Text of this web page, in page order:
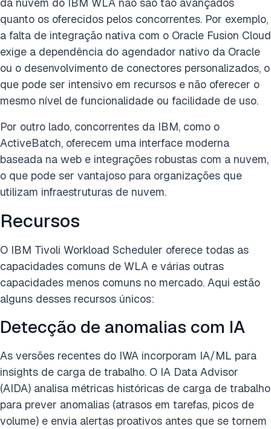
quanto os oferecidos pelos concorrentes. Por exemplo,
a falta de integração nativa com o Oracle Fusion Cloud
exige a dependência do agendador nativo da Oracle
ou o desenvolvimento de conectores personalizados, o
que pode ser intensivo em recursos e não oferecer o
mesmo nível de funcionalidade ou facilidade de uso.
Por outro lado, concorrentes da IBM, como o
ActiveBatch, oferecem uma interface moderna
baseada na web e integrações robustas com a nuvem,
o que pode ser vantajoso para organizações que
utilizam infraestruturas de nuvem.
Recursos
O IBM Tivoli Workload Scheduler oferece todas as
capacidades comuns de WLA e várias outras
capacidades menos comuns no mercado. Aqui estão
alguns desses recursos únicos:
Detecção de anomalias com IA
As versões recentes do IWA incorporam IA/ML para
insights de carga de trabalho. O IA Data Advisor
(AIDA) analisa métricas históricas de carga de trabalho
para prever anomalias (atrasos em tarefas, picos de
volume) e envia alertas proativos antes que se tornem